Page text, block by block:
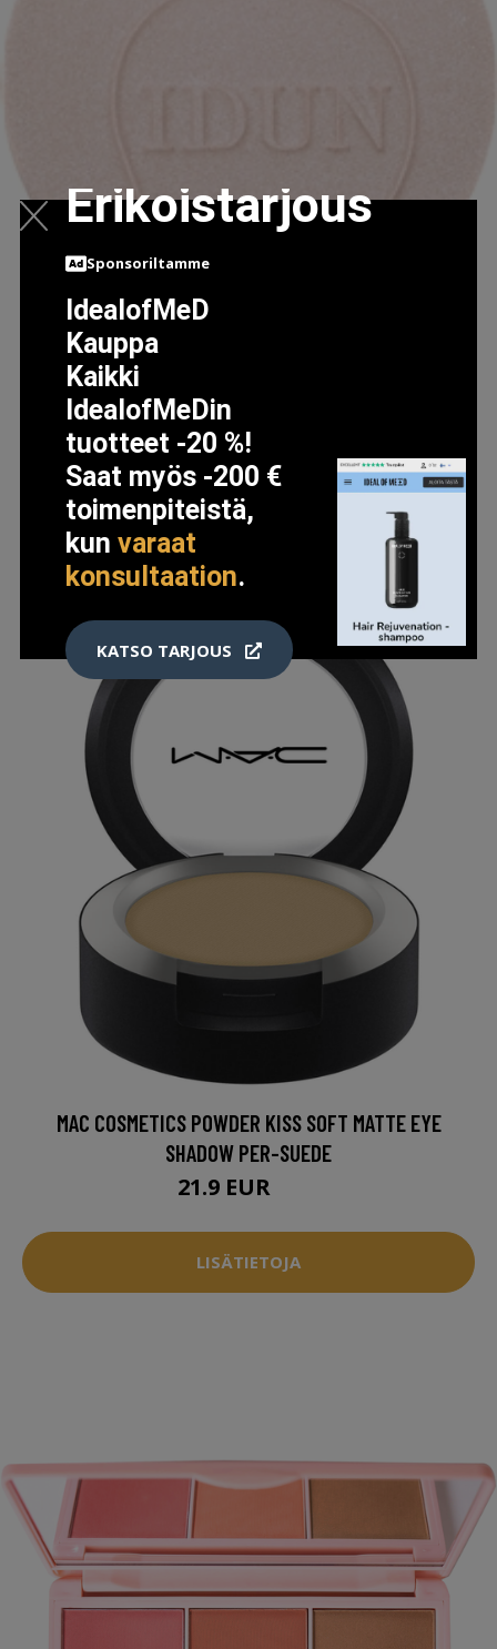
IDUN PRESSED POWDER 3.5 GR NO. 522
24.99 EUR
LISÄTIETOJA
MAC COSMETICS POWDER KISS SOFT MATTE EYE
SHADOW PER-SUEDE
21.9 EUR
LISÄTIETOJA
Erikoistarjous
Sponsoriltamme
IdealofMeD
Kauppa
Kaikki
IdealofMeDin
tuotteet -20 %!
Saat myös -200 €
toimenpiteistä,
kunvaraat
konsultaation.
KATSO TARJOUS